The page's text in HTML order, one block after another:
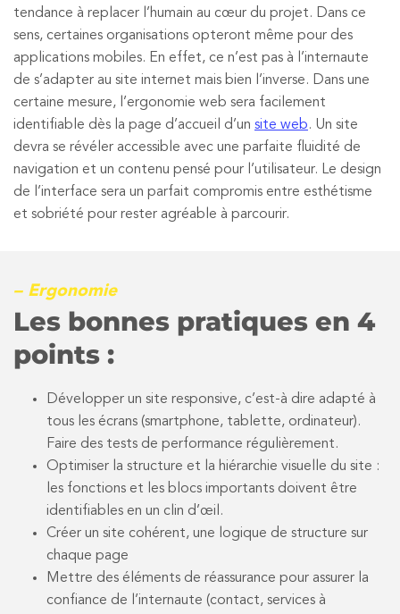
tendance à replacer l’humain au cœur du projet. Dans ce
sens, certaines organisations opteront même pour des
applications mobiles. En effet, ce n’est pas à l’internaute
de s’adapter au site internet mais bien l’inverse. Dans une
certaine mesure, l’ergonomie web sera facilement
identifiable dès la page d’accueil d’un site web. Un site
devra se révéler accessible avec une parfaite fluidité de
navigation et un contenu pensé pour l’utilisateur. Le design
de l’interface sera un parfait compromis entre esthétisme
et sobriété pour rester agréable à parcourir.
– Ergonomie
Les bonnes pratiques en 4
points :
Développer un site responsive, c’est-à dire adapté à
tous les écrans (smartphone, tablette, ordinateur).
Faire des tests de performance régulièrement.
Optimiser la structure et la hiérarchie visuelle du site :
les fonctions et les blocs importants doivent être
identifiables en un clin d’œil.
Créer un site cohérent, une logique de structure sur
chaque page
Mettre des éléments de réassurance pour assurer la
confiance de l’internaute (contact, services à